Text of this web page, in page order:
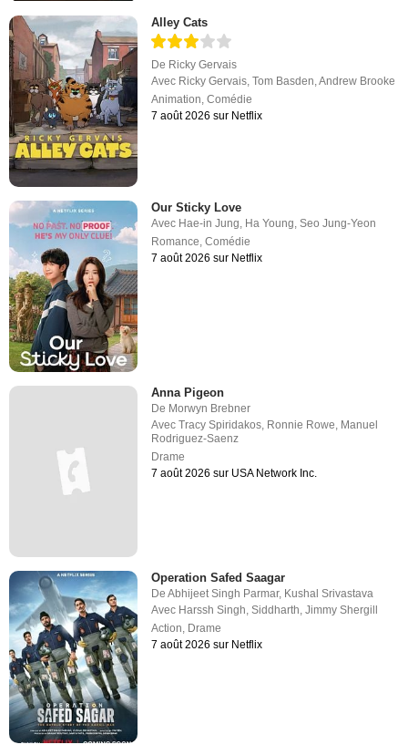
Alley Cats
De Ricky Gervais
Avec Ricky Gervais ,Tom Basden ,Andrew Brooke
Animation ,Comédie
7 août 2026 sur Netflix
Our Sticky Love
Avec Hae-in Jung, Ha Young,Seo Jung-Yeon
Romance,Comédie
7 août 2026 sur Netflix
Anna Pigeon
De Morwyn Brebner
AvecTracy Spiridakos, Ronnie Rowe, Manuel
Rodriguez-Saenz
Drame
7 août 2026 sur USA Network Inc.
Operation Safed Saagar
DeAbhijeet Singh Parmar, Kushal Srivastava
Avec Harssh Singh,Siddharth,Jimmy Shergill
Action, Drame
7 août 2026 sur Netflix